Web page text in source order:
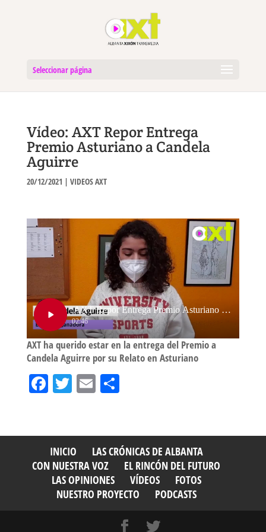
Seleccionar página
Vídeo: AXT Repor Entrega
Premio Asturiano a Candela
Aguirre
20/12/2021 | VIDEOS AXT
AXT ha querido estar en la entrega del Premio a
Candela Aguirre por su Relato en Asturiano
Fa
ok
T
er
E Sh
INICIO
LAS CRÓNICAS DE ALBANTA
CON NUESTRA VOZ
EL RINCÓN DEL FUTURO
LAS OPINIONES
VÍDEOS
FOTOS
NUESTRO PROYECTO
PODCASTS